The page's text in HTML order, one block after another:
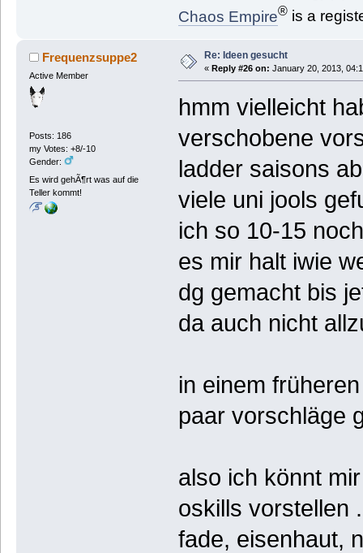
Chaos Empire®is a
Frequenzsuppe2
Active Member
Posts: 186
my Votes: +8/-10
Gender:
Es wird gehÃ¶rt was auf die
Teller kommt!
Re: Ideen gesucht
« Reply #26 on: January 20, 2013,
hmm vielleicht
verschobene
ladder saisons
viele uni jools
ich so 10-15
es mir halt iwie
dg gemacht bis
da auch nicht
in einem
paar vorschläge
also ich könnt
oskills vorstellen
fade, eisenhaut,